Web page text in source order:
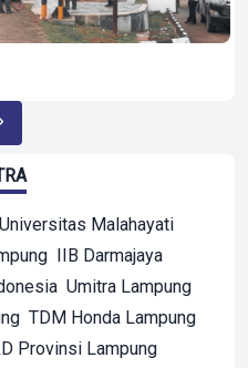
Universitas Malahayati
IIB Darmajaya
Umitra Lampung
TDM Honda Lampung
Provinsi Lampung